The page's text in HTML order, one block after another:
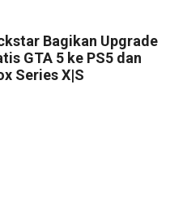
Bagikan Upgrade
GTA 5 ke PS5 dan
Series X|S